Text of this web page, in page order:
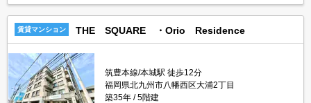
賃貸マンション THE SQUARE ・Orio Residence
筑豊本線/本城駅 徒歩12分
福岡県北九州市八幡西区大浦2丁目
築35年
5階建